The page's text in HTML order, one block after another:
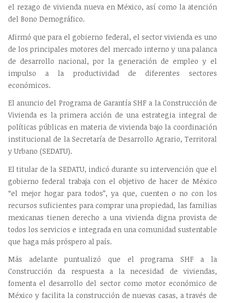
el rezago de vivienda nueva en México, así como la atención
del Bono Demográfico.
Afirmó que para el gobierno federal, el sector vivienda es uno
de los principales motores del mercado interno y una palanca
de desarrollo nacional, por la generación de empleo y el
impulso a la productividad de diferentes sectores
económicos.
El anuncio del Programa de Garantía SHF a la Construcción de
Vivienda es la primera acción de una estrategia integral de
políticas públicas en materia de vivienda bajo la coordinación
institucional de la Secretaría de Desarrollo Agrario, Territoral
y Urbano (SEDATU).
El titular de la SEDATU, indicó durante su intervención que el
gobierno federal trabaja con el objetivo de hacer de México
“el mejor hogar para todos”, ya que, cuenten o no con los
recursos suficientes para comprar una propiedad, las familias
mexicanas tienen derecho a una vivienda digna provista de
todos los servicios e integrada en una comunidad sustentable
que haga más próspero al país.
Más adelante puntualizó que el programa SHF a la
Construcción da respuesta a la necesidad de viviendas,
fomenta el desarrollo del sector como motor económico de
México y facilita la construcción de nuevas casas, a través de